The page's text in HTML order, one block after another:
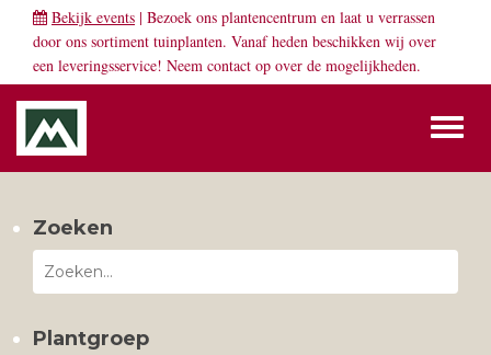
Bekijk events | Bezoek ons plantencentrum en laat u verrassen
door ons sortiment tuinplanten. Vanaf heden beschikken wij over
een leveringsservice! Neem contact op over de mogelijkheden.
Zoeken
Plantgroep